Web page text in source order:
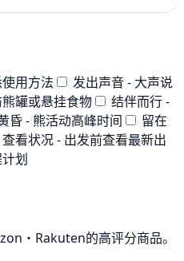
用方法
发出声音 - 大声说
罐或悬挂食物
结伴而行 -
昏 - 熊活动高峰时间
留在
查看状况 - 出发前查看最新出
划
・Rakuten的高评分商品。